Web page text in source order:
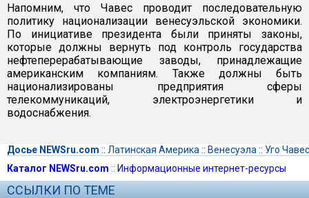
Напомним, что Чавес проводит последовательную
политику национализации венесуэльской экономики.
По инициативе президента были приняты законы,
которые должны вернуть под контроль государства
нефтеперерабатывающие заводы, принадлежащие
американским компаниям. Также должны быть
национализированы предприятия сферы
телекоммуникаций, электроэнергетики и
водоснабжения.
Досье NEWSru.com :: Латинская Америка :: Венесуэла :: Уго Чавес
Каталог NEWSru.com :: Информационные интернет-ресурсы
ССЫЛКИ ПО ТЕМЕ